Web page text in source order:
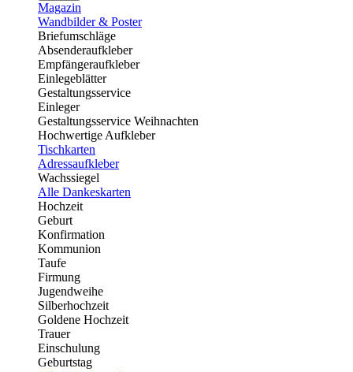
Magazin
Wandbilder & Poster
Briefumschläge
Absenderaufkleber
Empfängeraufkleber
Einlegeblätter
Gestaltungsservice
Einleger
Gestaltungsservice Weihnachten
Hochwertige Aufkleber
Tischkarten
Adressaufkleber
Wachssiegel
Alle Dankeskarten
Hochzeit
Geburt
Konfirmation
Kommunion
Taufe
Firmung
Jugendweihe
Silberhochzeit
Goldene Hochzeit
Trauer
Einschulung
Geburtstag